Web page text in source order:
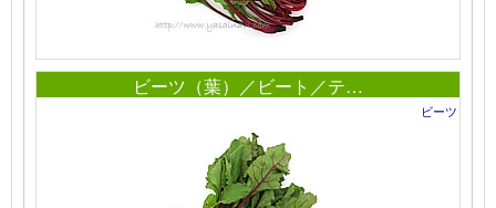
ビーツ（葉）／ビート／テ…
ビーツ